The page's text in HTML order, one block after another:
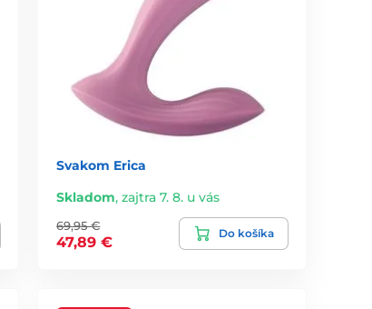
Svakom Erica
Skladom,zajtra 7. 8. u vás
69,95 €
47,89 €
Do košíka